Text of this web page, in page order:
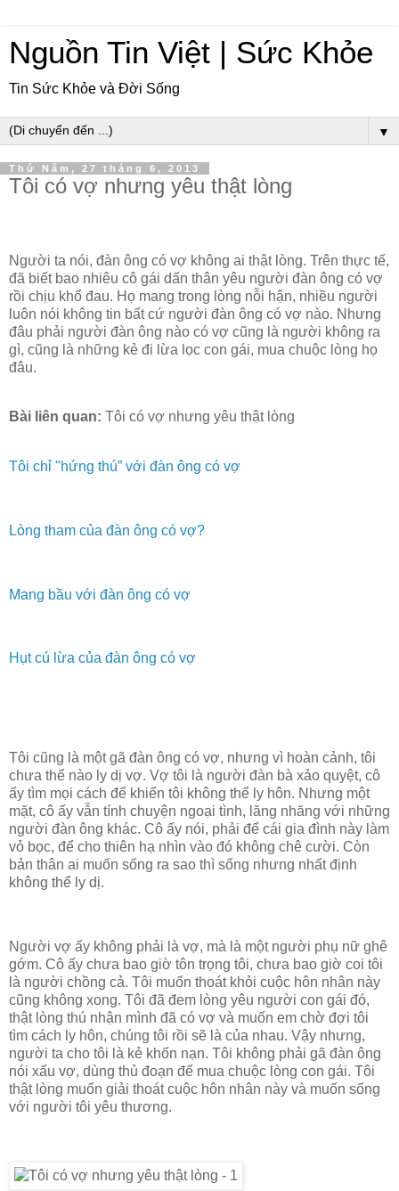
Nguồn Tin Việt | Sức Khỏe
Tin Sức Khỏe và Đời Sống
▼
Thứ Năm, 27 tháng 6, 2013
Tôi có vợ nhưng yêu thật lòng
Người ta nói, đàn ông có vợ không ai thật lòng. Trên thực tế,
đã biết bao nhiêu cô gái dấn thân yêu người đàn ông có vợ
rồi chịu khổ đau. Họ mang trong lòng nỗi hận, nhiều người
luôn nói không tin bất cứ người đàn ông có vợ nào. Nhưng
đâu phải người đàn ông nào có vợ cũng là người không ra
gì, cũng là những kẻ đi lừa lọc con gái, mua chuộc lòng họ
đâu.
Bài liên quan: Tôi có vợ nhưng yêu thật lòng
Tôi chỉ "hứng thú” với đàn ông có vợ
Lòng tham của đàn ông có vợ?
Mang bầu với đàn ông có vợ
Hụt cú lừa của đàn ông có vợ
Tôi cũng là một gã đàn ông có vợ, nhưng vì hoàn cảnh, tôi
chưa thể nào ly dị vợ. Vợ tôi là người đàn bà xảo quyệt, cô
ấy tìm mọi cách để khiến tôi không thể ly hôn. Nhưng một
mặt, cô ấy vẫn tính chuyện ngoại tình, lăng nhăng với những
người đàn ông khác. Cô ấy nói, phải để cái gia đình này làm
vỏ bọc, để cho thiên hạ nhìn vào đó không chê cười. Còn
bản thân ai muốn sống ra sao thì sống nhưng nhất định
không thể ly dị.
Người vợ ấy không phải là vợ, mà là một người phụ nữ ghê
gớm. Cô ấy chưa bao giờ tôn trọng tôi, chưa bao giờ coi tôi
là người chồng cả. Tôi muốn thoát khỏi cuộc hôn nhân này
cũng không xong. Tôi đã đem lòng yêu người con gái đó,
thật lòng thú nhận mình đã có vợ và muốn em chờ đợi tôi
tìm cách ly hôn, chúng tôi rồi sẽ là của nhau. Vậy nhưng,
người ta cho tôi là kẻ khốn nạn. Tôi không phải gã đàn ông
nói xấu vợ, dùng thủ đoạn để mua chuộc lòng con gái. Tôi
thật lòng muốn giải thoát cuộc hôn nhân này và muốn sống
với người tôi yêu thương.